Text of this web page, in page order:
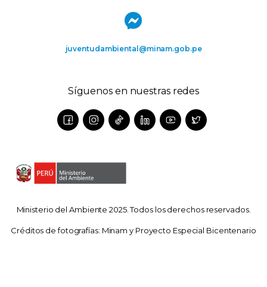
juventudambiental@minam.gob.pe
Síguenos en nuestras redes
Ministerio del Ambiente 2025. Todos los derechos reservados.
Créditos de fotografías: Minam y Proyecto Especial Bicentenario